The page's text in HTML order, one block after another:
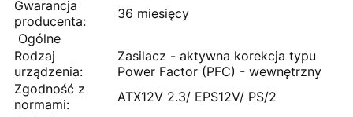
Gwarancja
producenta:
36 miesięcy
Ogólne
Rodzaj
urządzenia:
Zasilacz - aktywna korekcja typu
Power Factor (PFC) - wewnętrzny
Zgodność z
normami:
ATX12V 2.3/ EPS12V/ PS/2